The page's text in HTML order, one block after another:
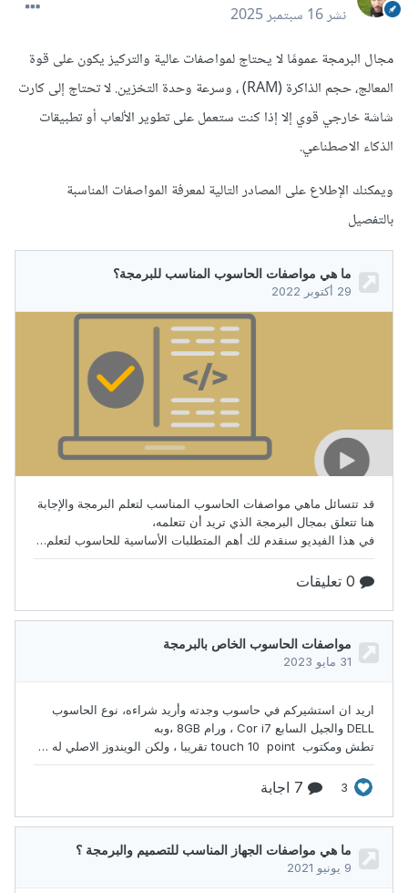
نشر16 سبتمبر 2025
مجال البرمجة عمومًا لا يحتاج لمواصفات عالية والتركيز يكون على قوة
المعالج، حجم الذاكرة (RAM) ، وسرعة وحدة التخزين. لا تحتاج إلى كارت
شاشة خارجي قوي إلا إذا كنت ستعمل على تطوير الألعاب أو تطبيقات
الذكاء الاصطناعي.
ويمكنك الإطلاع على المصادر التالية لمعرفة المواصفات المناسبة
بالتفصيل